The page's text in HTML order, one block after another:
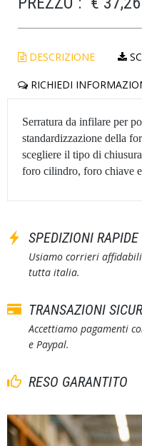
DESCRIZIONE
RICHIEDI
Serratura da infilare per
standardizzazione della
scegliere il tipo di
foro cilindro, foro chiave
SPEDIZIONI RAPIDE
Usiamo corrieri
tutta italia.
TRANSAZIONI
Accettiamo pagamenti
e Paypal.
RESO GARANTITO